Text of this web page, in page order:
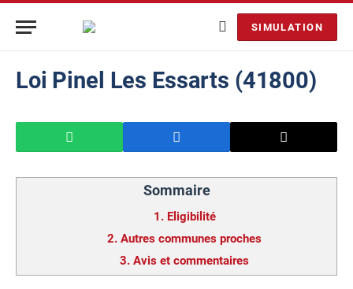
SIMULATION
Loi Pinel Les Essarts (41800)
Sommaire
1. Eligibilité
2. Autres communes proches
3. Avis et commentaires